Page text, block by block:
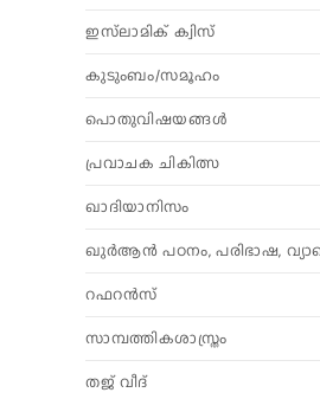
ഇസ്‌ലാമിക് ക്വിസ്
കുടുംബം/സമൂഹം
പൊതുവിഷയങ്ങൾ
പ്രവാചക ചികിത്സ
ഖാദിയാനിസം
ഖുർആൻ പഠനം, പരിഭാഷ,
റഫറൻസ്
സാമ്പത്തികശാസ്ത്രം
തജ് വീദ്